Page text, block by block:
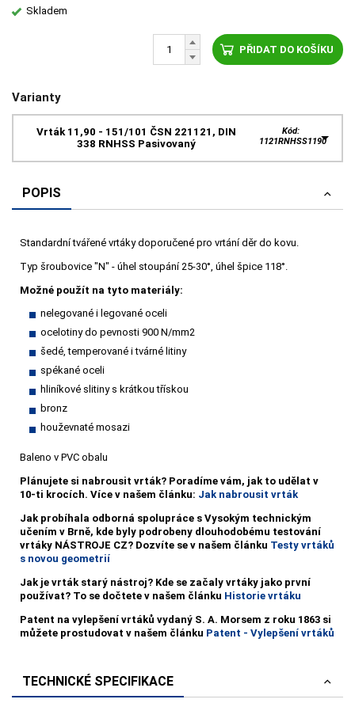
Skladem
PŘIDAT DO KOŠÍKU
Varianty
Vrták 11,90 - 151/101 ČSN 221121, DIN
338 RNHSS Pasivovaný
Kód:
1121RNHSS1190
POPIS
Standardní tvářené vrtáky doporučené pro vrtání děr do kovu.
Typ šroubovice "N" - úhel stoupání 25-30°, úhel špice 118°.
Možné použít na tyto materiály:
nelegované i legované oceli
ocelotiny do pevnosti 900 N/mm2
šedé, temperované i tvárné litiny
spékané oceli
hliníkové slitiny s krátkou třískou
bronz
houževnaté mosazi
Baleno v PVC obalu
Plánujete si nabrousit vrták? Poradíme vám, jak to udělat v
10-ti krocích. Více v našem článku: Jak nabrousit vrták
Jak probíhala odborná spolupráce s Vysokým technickým
učením v Brně, kde byly podrobeny dlouhodobému testování
vrtáky NÁSTROJE CZ? Dozvíte se v našem článku Testy vrtáků
s novou geometrií
Jak je vrták starý nástroj? Kde se začaly vrtáky jako první
používat? To se dočtete v našem článku Historie vrtáku
Patent na vylepšení vrtáků vydaný S. A. Morsem z roku 1863 si
můžete prostudovat v našem článku Patent - Vylepšení vrtáků
TECHNICKÉ SPECIFIKACE